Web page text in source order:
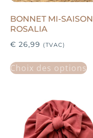
BONNET MI-SAISON
ROSALIA
€ 26,99 (TVAC)
Choix des options